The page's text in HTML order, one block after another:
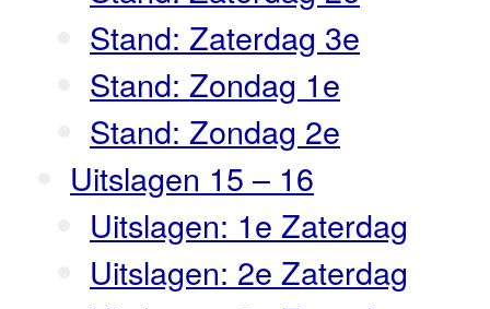
Stand: Zaterdag 3e
Stand: Zondag 1e
Stand: Zondag 2e
Uitslagen 15 – 16
Uitslagen: 1e Zaterdag
Uitslagen: 2e Zaterdag